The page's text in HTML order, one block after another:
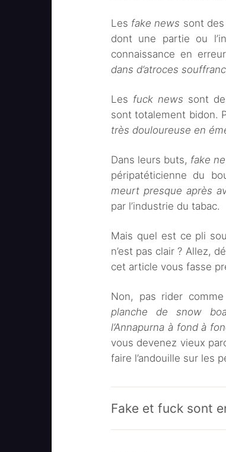
Les fake news sont
dont une partie ou
connaissance en
dans d’atroces
Les fuck news sont
sont totalement bidon.
très douloureuse en
Dans leurs buts, fake
péripatéticienne du
meurt presque après
par l’industrie du tabac.
Mais quel est ce pli
n’est pas clair ? Allez,
cet article vous fasse
Non, pas rider
planche de snow
l’Annapurna à fond à
vous devenez vieux
faire l’andouille sur les
Fake et fuck sont